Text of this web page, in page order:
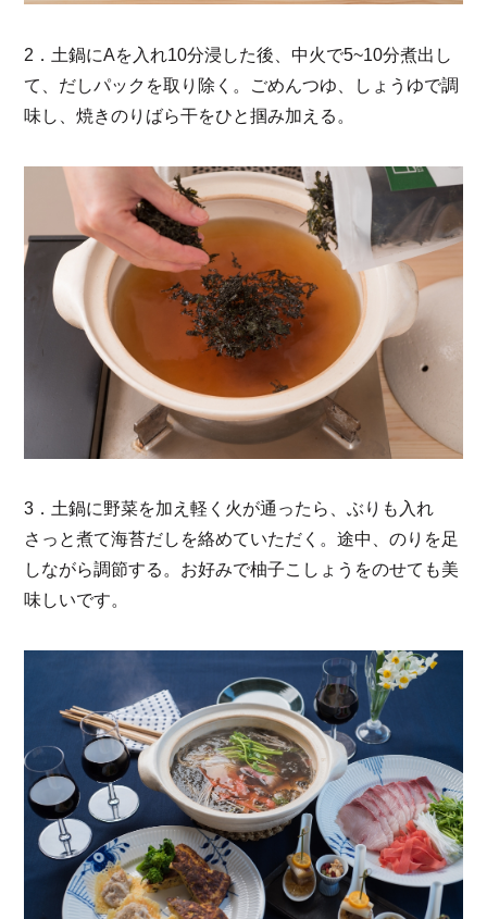
2．土鍋にAを入れ10分浸した後、中火で5~10分煮出し
て、だしパックを取り除く。ごめんつゆ、しょうゆで調
味し、焼きのりばら干をひと掴み加える。
3．土鍋に野菜を加え軽く火が通ったら、ぶりも入れ
さっと煮て海苔だしを絡めていただく。途中、のりを足
しながら調節する。お好みで柚子こしょうをのせても美
味しいです。